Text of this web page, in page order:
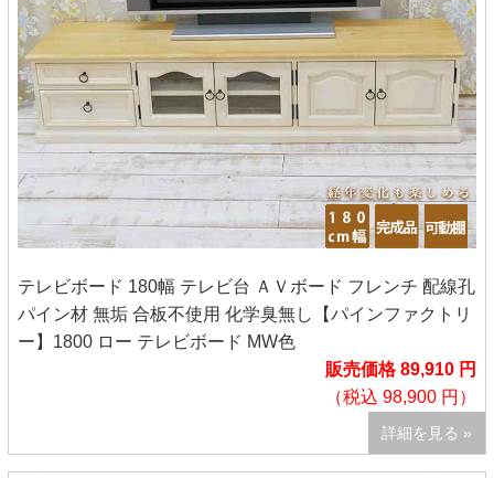
テレビボード 180幅 テレビ台 ＡＶボード フレンチ 配線孔
パイン材 無垢 合板不使用 化学臭無し【パインファクトリ
ー】1800 ロー テレビボード MW色
販売価格 89,910 円
（税込 98,900 円）
詳細を見る »